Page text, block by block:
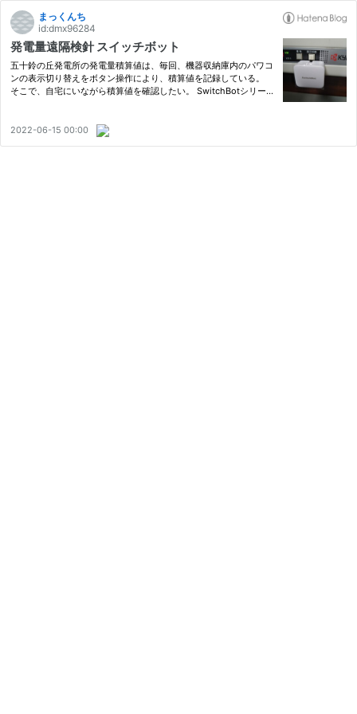
まっくんち
id:dmx96284
発電量遠隔検針 スイッチボット
五十鈴の丘発電所の発電量積算値は、毎回、機器収納庫内のパワコ
ンの表示切り替えをボタン操作により、積算値を記録している。
そこで、自宅にいながら積算値を確認したい。 SwitchBotシリーズ
ボ…
2022-06-15 00:00